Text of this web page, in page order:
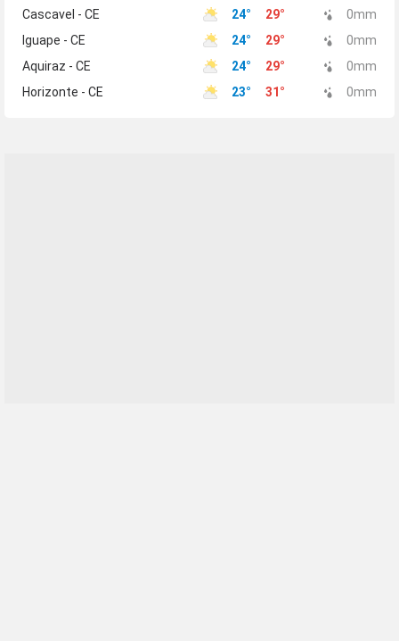
Cascavel - CE
24° 29° 0mm
Iguape - CE
24° 29° 0mm
Aquiraz - CE
24° 29° 0mm
Horizonte - CE
23° 31 ° 0mm